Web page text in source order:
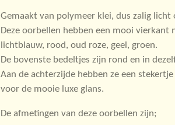
Gemaakt van polymeer klei, dus zalig licht
Deze oorbellen hebben een mooi
lichtblauw, rood, oud roze, geel, groen.
De bovenste bedeltjes zijn rond en in
Aan de achterzijde hebben ze een
voor de mooie luxe glans.
De afmetingen van deze oorbellen zijn;